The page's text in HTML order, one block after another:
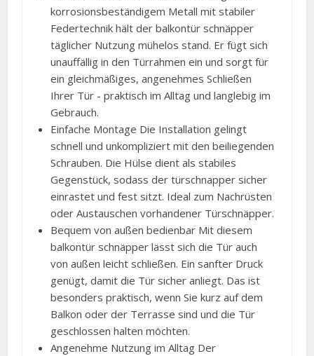
korrosionsbeständigem Metall mit stabiler
Federtechnik hält der balkontür schnäpper
täglicher Nutzung mühelos stand. Er fügt sich
unauffällig in den Türrahmen ein und sorgt für
ein gleichmäßiges, angenehmes Schließen
Ihrer Tür - praktisch im Alltag und langlebig im
Gebrauch.
Einfache Montage Die Installation gelingt
schnell und unkompliziert mit den beiliegenden
Schrauben. Die Hülse dient als stabiles
Gegenstück, sodass der türschnapper sicher
einrastet und fest sitzt. Ideal zum Nachrüsten
oder Austauschen vorhandener Türschnäpper.
Bequem von außen bedienbar Mit diesem
balkontür schnäpper lässt sich die Tür auch
von außen leicht schließen. Ein sanfter Druck
genügt, damit die Tür sicher anliegt. Das ist
besonders praktisch, wenn Sie kurz auf dem
Balkon oder der Terrasse sind und die Tür
geschlossen halten möchten.
Angenehme Nutzung im Alltag Der